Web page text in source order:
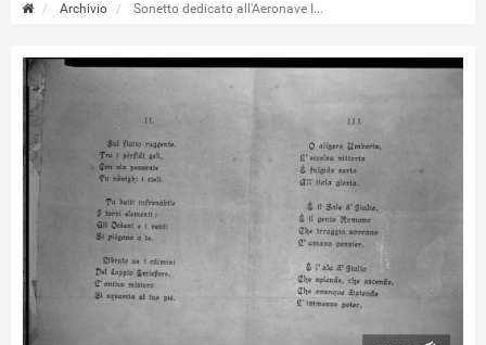
Archivio Sonetto dedicato all'Aeronave I...